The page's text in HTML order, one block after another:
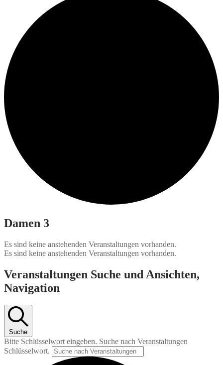
Damen 3
Es sind keine anstehenden Veranstaltungen vorhanden.
Es sind keine anstehenden Veranstaltungen vorhanden.
Veranstaltungen Suche und Ansichten,
Navigation
Suche
Bitte Schlüsselwort eingeben. Suche nach Veranstaltungen
Schlüsselwort.